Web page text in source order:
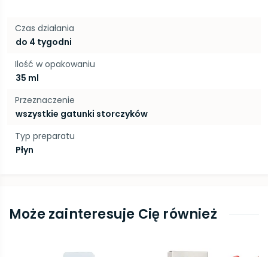
Czas działania
do 4 tygodni
Ilość w opakowaniu
35 ml
Przeznaczenie
wszystkie gatunki storczyków
Typ preparatu
Płyn
Może zainteresuje Cię również